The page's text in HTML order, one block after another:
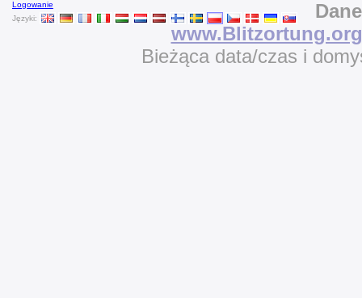
Logowanie
Języki:
www.Blitzortung.org
Bieżąca data/czas i